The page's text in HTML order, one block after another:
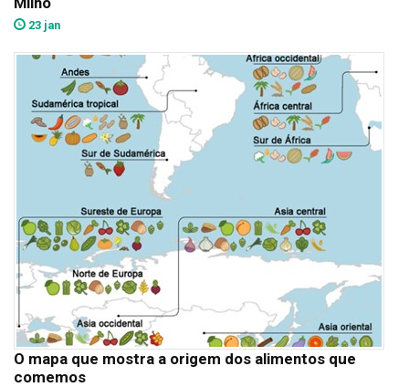
23 jan
O mapa que mostra a origem dos alimentos que
comemos